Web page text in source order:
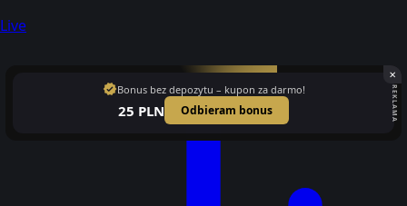
✕
verifiedBonus bez depozytu – kupon za darmo!
25 PLN Odbieram bonus REKLAMA
Live